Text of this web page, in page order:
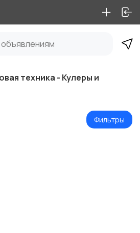
техника - Кулеры и
Фильтры